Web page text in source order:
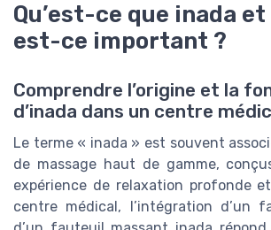
Qu’est-ce que inada
est-ce important ?
Comprendre l’origine et la
d’inada dans un centre
Le terme « inada » est souvent
de massage haut de gamme,
expérience de relaxation profonde
centre médical, l’intégration d’un